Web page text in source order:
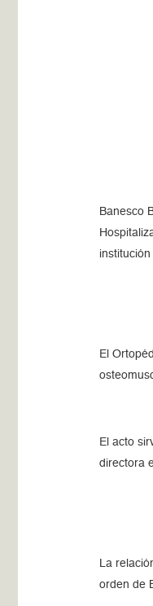
Banesco
El
El acto
directora
La
orden de